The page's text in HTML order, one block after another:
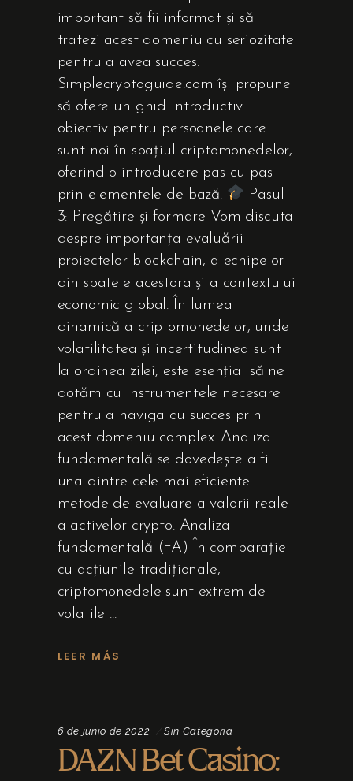
important să fii informat și să
tratezi acest domeniu cu seriozitate
pentru a avea succes.
Simplecryptoguide.com își propune
să ofere un ghid introductiv
obiectiv pentru persoanele care
sunt noi în spațiul criptomonedelor,
oferind o introducere pas cu pas
prin elementele de bază.
Pasul
3: Pregătire și formare Vom discuta
despre importanța evaluării
proiectelor blockchain, a echipelor
din spatele acestora și a contextului
economic global. În lumea
dinamică a criptomonedelor, unde
volatilitatea și incertitudinea sunt
la ordinea zilei, este esențial să ne
dotăm cu instrumentele necesare
pentru a naviga cu succes prin
acest domeniu complex. Analiza
fundamentală se dovedește a fi
una dintre cele mai eficiente
metode de evaluare a valorii reale
a activelor crypto. Analiza
fundamentală (FA) În comparație
cu acțiunile tradiționale,
criptomonedele sunt extrem de
volatile
LEER MÁS
6 de junio de 2022 Sin Categoría
DAZN Bet Casino: